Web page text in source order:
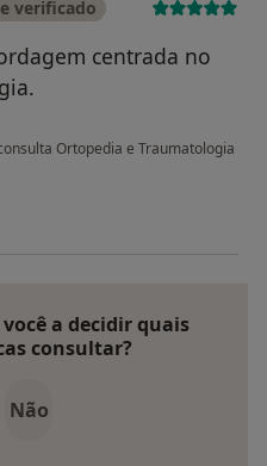
verificado
centrada no
Ortopedia e Traumatologia
a decidir quais
consultar?
Não